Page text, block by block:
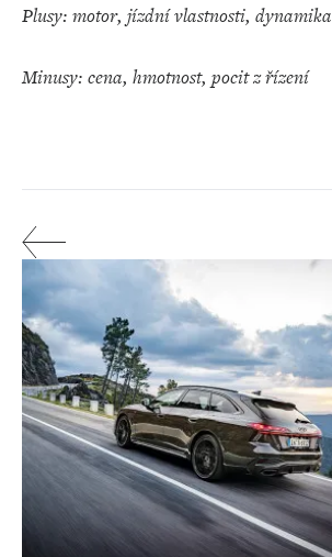
Plusy: motor, jízdní vlastnosti, dynamika
Minusy: cena, hmotnost, pocit z řízení